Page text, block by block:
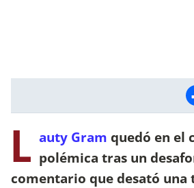
L auty Gram quedó en el
polémica tras un
comentario que desató una